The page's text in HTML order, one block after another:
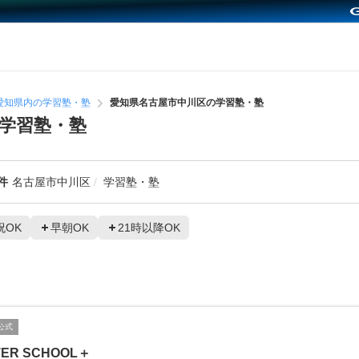
知県内の学習塾・塾 愛知県名古屋市中川区の学習塾・塾
習塾・塾
名古屋市中川区 学習塾・塾
OK 早朝OK 21時以降OK
式
SCHOOL＋